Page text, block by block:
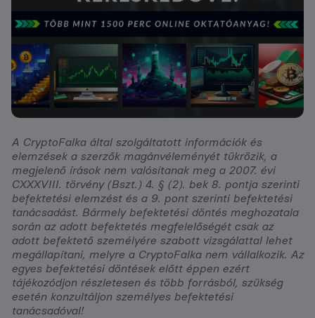
A CryptoFalka által szolgáltatott információk és
elemzések a szerzők magánvéleményét tükrözik, a
megjelenő írások nem valósítanak meg a 2007. évi
CXXXVIII. törvény (Bszt.) 4. § (2). bek 8. pontja szerinti
befektetési elemzést és a 9. pont szerinti befektetési
tanácsadást. Bármely befektetési döntés meghozatala
során az adott befektetés megfelelőségét csak az
adott befektető személyére szabott vizsgálattal lehet
megállapítani, melyre a CryptoFalka nem vállalkozik. Az
egyes befektetési döntések előtt éppen ezért
tájékozódjon részletesen és több forrásból, szükség
esetén konzultáljon személyes befektetési
tanácsadóval!